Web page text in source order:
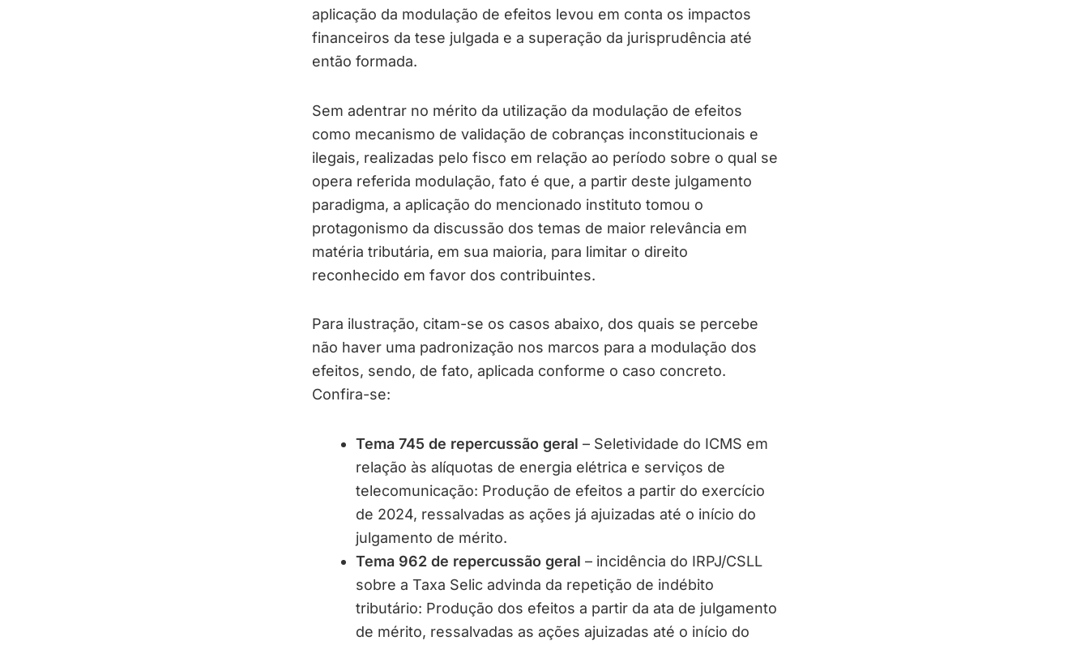
aplicação da modulação de efeitos levou em conta os impactos
financeiros da tese julgada e a superação da jurisprudência até
então formada.
Sem adentrar no mérito da utilização da modulação de efeitos
como mecanismo de validação de cobranças inconstitucionais e
ilegais, realizadas pelo fisco em relação ao período sobre o qual se
opera referida modulação, fato é que, a partir deste julgamento
paradigma, a aplicação do mencionado instituto tomou o
protagonismo da discussão dos temas de maior relevância em
matéria tributária, em sua maioria, para limitar o direito
reconhecido em favor dos contribuintes.
Para ilustração, citam-se os casos abaixo, dos quais se percebe
não haver uma padronização nos marcos para a modulação dos
efeitos, sendo, de fato, aplicada conforme o caso concreto.
Confira-se:
Tema 745 de repercussão geral – Seletividade do ICMS em
relação às alíquotas de energia elétrica e serviços de
telecomunicação: Produção de efeitos a partir do exercício
de 2024, ressalvadas as ações já ajuizadas até o início do
julgamento de mérito.
Tema 962 de repercussão geral – incidência do IRPJ/CSLL
sobre a Taxa Selic advinda da repetição de indébito
tributário: Produção dos efeitos a partir da ata de julgamento
de mérito, ressalvadas as ações ajuizadas até o início do